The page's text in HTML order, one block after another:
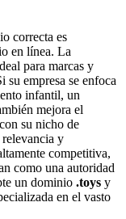
correcta es
en línea. La
para marcas y
su empresa se enfoca
infantil, un
mejora el
su nicho de
relevancia y
competitiva,
como una autoridad
un dominio .toys y
en el vasto